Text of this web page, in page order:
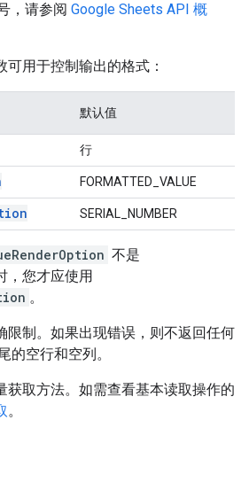
，请参阅 Google Sheets API 概
用于控制输出的格式：
默认值
行
FORMATTED_VALUE
SERIAL_NUMBER
不是
，您才应使用
。
限制。如果出现错误，则不返回任何
的空行和空列。
获取方法。如需查看基本读取操作的
。